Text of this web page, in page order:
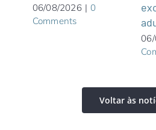
06/08/2026 | 0
Comments
Voltar às